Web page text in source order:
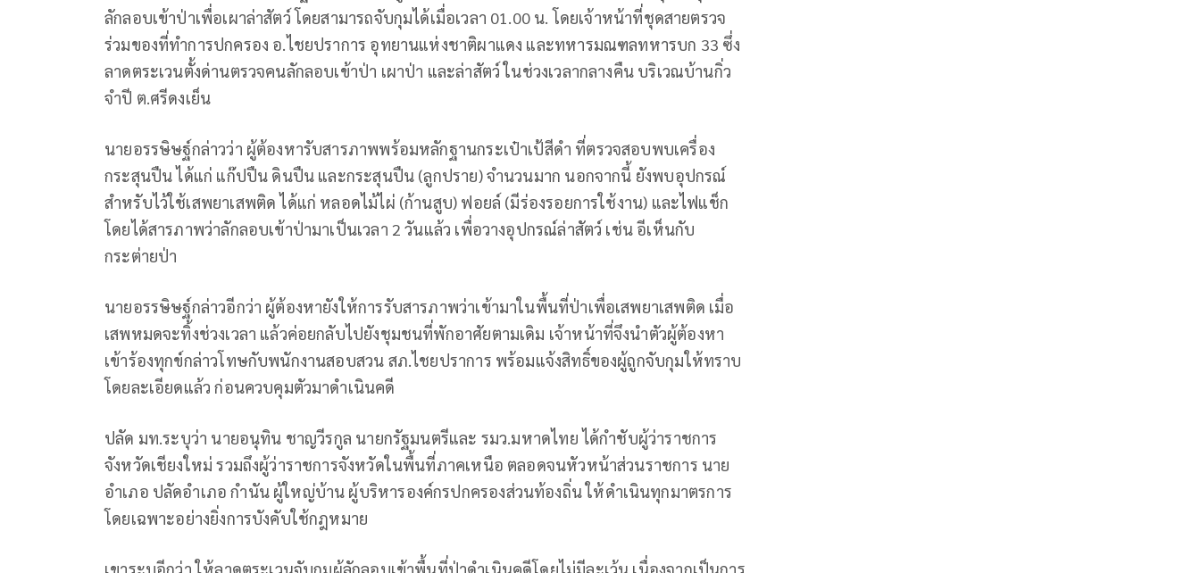
ลักลอบเข้าป่าเพื่อเผาล่าสัตว์ โดยสามารถจับกุมได้เมื่อเวลา 01.00 น. โดยเจ้าหน้าที่ชุดสายตรวจ
ร่วมของที่ทำการปกครอง อ.ไชยปราการ อุทยานแห่งชาติผาแดง และทหารมณฑลทหารบก 33 ซึ่ง
ลาดตระเวนตั้งด่านตรวจคนลักลอบเข้าป่า เผาป่า และล่าสัตว์ ในช่วงเวลากลางคืน บริเวณบ้านกิ่ว
จำปี ต.ศรีดงเย็น
นายอรรษิษฐ์กล่าวว่า ผู้ต้องหารับสารภาพพร้อมหลักฐานกระเป๋าเป้สีดำ ที่ตรวจสอบพบเครื่อง
กระสุนปืน ได้แก่ แก๊ปปืน ดินปืน และกระสุนปืน (ลูกปราย) จำนวนมาก นอกจากนี้ ยังพบอุปกรณ์
สำหรับไว้ใช้เสพยาเสพติด ได้แก่ หลอดไม้ไผ่ (ก้านสูบ) ฟอยล์ (มีร่องรอยการใช้งาน) และไฟแช็ก
โดยได้สารภาพว่าลักลอบเข้าป่ามาเป็นเวลา 2 วันแล้ว เพื่อวางอุปกรณ์ล่าสัตว์ เช่น อีเห็นกับ
กระต่ายป่า
นายอรรษิษฐ์กล่าวอีกว่า ผู้ต้องหายังให้การรับสารภาพว่าเข้ามาในพื้นที่ป่าเพื่อเสพยาเสพติด เมื่อ
เสพหมดจะทิ้งช่วงเวลา แล้วค่อยกลับไปยังชุมชนที่พักอาศัยตามเดิม เจ้าหน้าที่จึงนำตัวผู้ต้องหา
เข้าร้องทุกข์กล่าวโทษกับพนักงานสอบสวน สภ.ไชยปราการ พร้อมแจ้งสิทธิ์ของผู้ถูกจับกุมให้ทราบ
โดยละเอียดแล้ว ก่อนควบคุมตัวมาดำเนินคดี
ปลัด มท.ระบุว่า นายอนุทิน ชาญวีรกูล นายกรัฐมนตรีและ รมว.มหาดไทย ได้กำชับผู้ว่าราชการ
จังหวัดเชียงใหม่ รวมถึงผู้ว่าราชการจังหวัดในพื้นที่ภาคเหนือ ตลอดจนหัวหน้าส่วนราชการ นาย
อำเภอ ปลัดอำเภอ กำนัน ผู้ใหญ่บ้าน ผู้บริหารองค์กรปกครองส่วนท้องถิ่น ให้ดำเนินทุกมาตรการ
โดยเฉพาะอย่างยิ่งการบังคับใช้กฎหมาย
เขาระบุอีกว่า ให้ลาดตระเวนจับกุมผู้ลักลอบเข้าพื้นที่ป่าดำเนินคดีโดยไม่มีละเว้น เนื่องจากเป็นการ